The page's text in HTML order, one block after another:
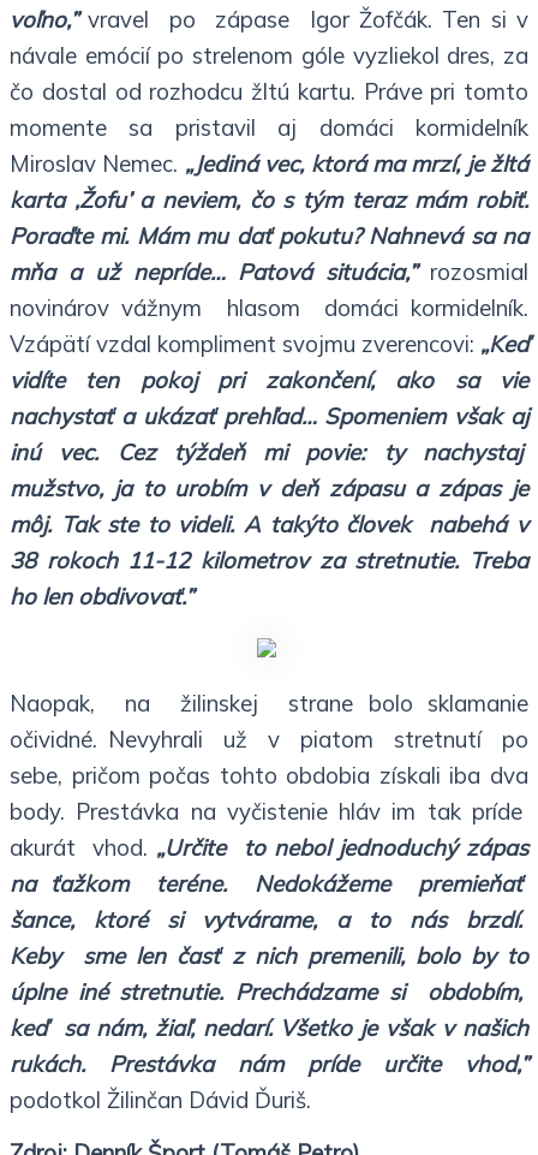
voľno,”vravel po zápase Igor Žofčák. Ten si v
návale emócií po strelenom góle vyzliekol dres, za
čo dostal od rozhodcu žltú kartu. Práve pri tomto
momente sa pristavil aj domáci kormidelník
Miroslav Nemec. „Jediná vec, ktorá ma mrzí, je žltá
karta ,Žofu’ a neviem, čo s tým teraz mám robiť.
Poraďte mi. Mám mu dať pokutu? Nahnevá sa na
mňa a už nepríde… Patová situácia,” rozosmial
novinárov vážnym hlasom domáci kormidelník.
Vzápätí vzdal kompliment svojmu zverencovi: „Keď
vidíte ten pokoj pri zakončení, ako sa vie
nachystať a ukázať prehľad… Spomeniem však aj
inú vec. Cez týždeň mi povie: ty nachystaj
mužstvo, ja to urobím v deň zápasu a zápas je
môj. Tak ste to videli. A takýto človek nabehá v
38 rokoch 11-12 kilometrov za stretnutie. Treba
ho len obdivovať.”
Naopak, na žilinskej strane bolo sklamanie
očividné. Nevyhrali už v piatom stretnutí po
sebe, pričom počas tohto obdobia získali iba dva
body. Prestávka na vyčistenie hláv im tak príde
akurát vhod. „Určite to nebol jednoduchý zápas
na ťažkom teréne. Nedokážeme premieňať
šance, ktoré si vytvárame, a to nás brzdí.
Keby sme len časť z nich premenili, bolo by to
úplne iné stretnutie. Prechádzame si obdobím,
keď sa nám, žiaľ, nedarí. Všetko je však v našich
rukách. Prestávka nám príde určite vhod,”
podotkol Žilinčan Dávid Ďuriš.